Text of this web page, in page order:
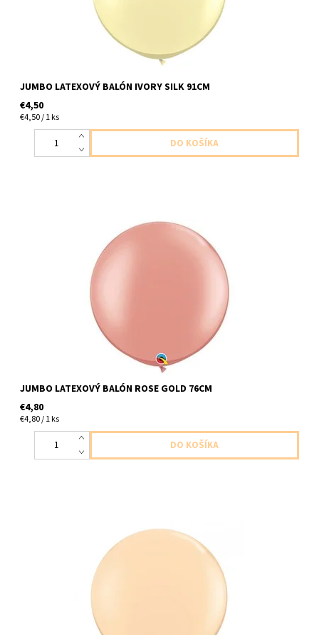
JUMBO LATEXOVÝ BALÓN IVORY SILK 91CM
€4,50
€4,50 / 1 ks
jumbo latexový balón ruzovozlata 1ks v baleni veľkosť 76cm
dodavame nenafukany
JUMBO LATEXOVÝ BALÓN ROSE GOLD 76CM
€4,80
€4,80 / 1 ks
latexovy balon telova farba 1ks v balení velkoat cca 91cm
dodavame nenafukany